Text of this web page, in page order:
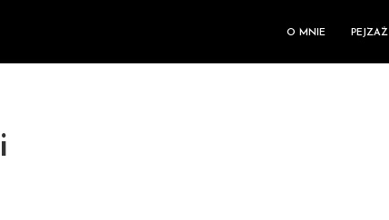
O MNIE PEJZAŻ